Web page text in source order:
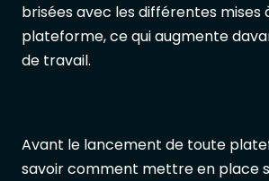
brisées avec les différentes mises
plateforme, ce qui augmente
de travail.
Avant le lancement de toute
savoir comment mettre en place